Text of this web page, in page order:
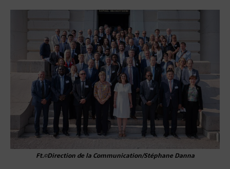
Ft.©Direction de la Communication/Stéphane Danna